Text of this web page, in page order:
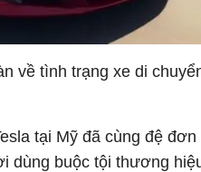
về tình trạng xe di
tại Mỹ đã cùng đệ đơn
dùng buộc tội thương